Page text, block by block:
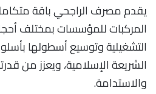
يقدم مصرف الراجحي باقة
المركبات للمؤسسات بمختلف
التشغيلية وتوسيع أسطولها
الشريعة الإسلامية، ويعزز من
والاستدامة.